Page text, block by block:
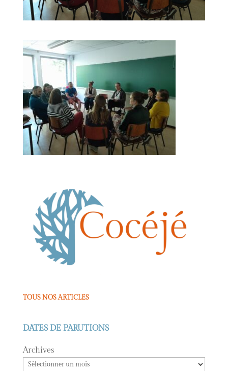
TOUS NOS ARTICLES
DATES DE PARUTIONS
Archives